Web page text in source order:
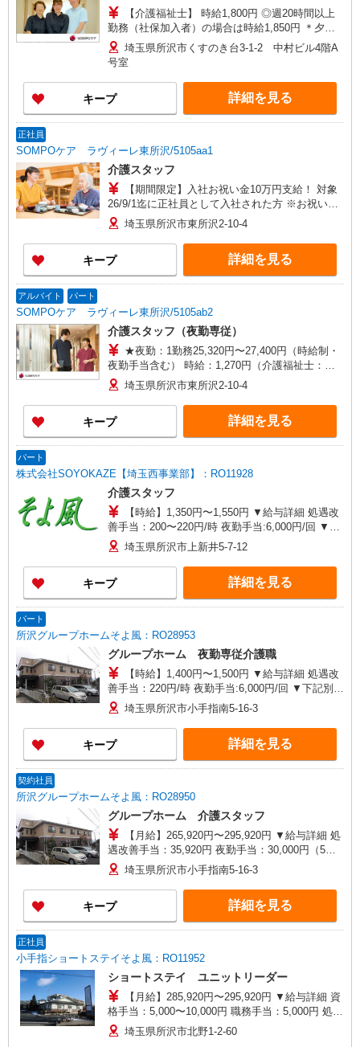
【介護福祉士】 時給1,800円 ◎週20時間以上
勤務（社保加入者）の場合は時給1,850円 ＊夕方
以降（18:00〜）：時給2,250円〜 ＊日曜祝日：時
給2,100円〜 【実務者研修・初任者研修（ヘルパ
ー1級・2級）】 時給1,720円 ◎週20時間以上勤務
（社保加入者）の場合は時給1,770円 ＊夕方以降
（18:00〜）：時給2,150円〜 ＊日曜祝日：時給
2,020円〜 ◎身体介助、生活援助が同時給 ◎キャ
埼玉県所沢市くすのき台3-1-2 中村ビル4階A
号室
キープ 詳細を見る
正社員
SOMPOケア ラヴィーレ東所沢/5105aa1
介護スタッフ
【期間限定】入社お祝い金10万円支給！ 対象
26/9/1迄に正社員として入社された方 ※お祝い金
は入社後3か月目の給与で支給、その他詳細は面接
時にご案内します 【介護福祉士】月給281,300円
／年収例377万円〜 【実務者研修】月給251,900円
／年収例340万円〜 【初任者研修・無資格】月給
246,400円／年収例332万円〜 ※職務手当、働きが
（月平均5回分）等、毎月平均的に支払われる手当
を含む ※介護福祉士のみ、特別職務手当も含む ◎
残業時は別途時間外手当支給（超過1分〜） ◎賞
与 基本給2.08ヶ月分/年支給
埼玉県所沢市東所沢2-10-4
キープ 詳細を見る
アルバイト パート
SOMPOケア ラヴィーレ東所沢/5105ab2
介護スタッフ（夜勤専従）
★夜勤：1勤務25,320円〜27,400円（時給制・
夜勤手当含む） 時給：1,270円（介護福祉士：
1,350円） ◎週20時間以上勤務（社保加入者）の
場合は時給：1,320円（介護福祉士：1,400円）
埼玉県所沢市東所沢2-10-4
キープ 詳細を見る
パート
株式会社SOYOKAZE【埼玉西事業部】：RO11928
介護スタッフ
【時給】1,350円〜1,550円 ▼給与詳細 処遇改
善手当：200〜220円/時 夜勤手当:6,000円/回 ▼下
記別途支給 通勤手当 年末年始手当：380円/時 寸
志あり：年2回（6月・12月） ※業績による ※処
遇改善手当は試用期間中(3ヶ月)は支給なし
埼玉県所沢市上新井5-7-12
キープ 詳細を見る
パート
所沢グループホームそよ風：RO28953
グループホーム 夜勤専従介護職
【時給】1,400円〜1,500円 ▼給与詳細 処遇改
善手当：220円/時 夜勤手当:6,000円/回 ▼下記別途
支給 通勤手当 年末年始手当：380円/時 寸志あ
り：年2回（6月・12月） ※業績による ※処遇改
善手当は試用期間中(3ヶ月)は支給なし
埼玉県所沢市小手指南5-16-3
キープ 詳細を見る
契約社員
所沢グループホームそよ風：RO28950
グループホーム 介護スタッフ
【月給】265,920円〜295,920円 ▼給与詳細 処
遇改善手当：35,920円 夜勤手当：30,000円（5回
分） ※6回目以降は1回6,000円支給 ▼下記別途支
給 通勤手当 年末年始手当：380円/時 寸志あり：
年2回（6月・12月） ※業績による 特別報酬：平
均26.6万円（最高額109万円） ※2025年6月支給実
績 ※処遇改善手当は試用期間中(3ヶ月)は支給なし
埼玉県所沢市小手指南5-16-3
キープ 詳細を見る
正社員
小手指ショートステイそよ風：RO11952
ショートステイ ユニットリーダー
【月給】285,920円〜295,920円 ▼給与詳細 資
格手当：5,000〜10,000円 職務手当：5,000円 処遇
改善手当：35,920円 夜勤手当：30,000円（5回
分） 住宅手当：規定あり 地域手当：0〜15,000円
埼玉県所沢市北野1-2-60